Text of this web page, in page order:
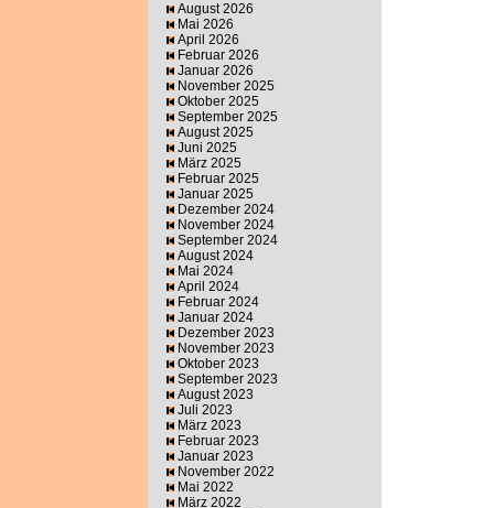
August 2026
Mai 2026
April 2026
Februar 2026
Januar 2026
November 2025
Oktober 2025
September 2025
August 2025
Juni 2025
März 2025
Februar 2025
Januar 2025
Dezember 2024
November 2024
September 2024
August 2024
Mai 2024
April 2024
Februar 2024
Januar 2024
Dezember 2023
November 2023
Oktober 2023
September 2023
August 2023
Juli 2023
März 2023
Februar 2023
Januar 2023
November 2022
Mai 2022
März 2022